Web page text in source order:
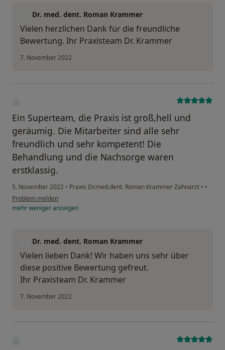
Dr. med. dent. Roman Krammer
Vielen herzlichen Dank für die freundliche
Bewertung. Ihr Praxisteam Dr. Krammer
7. November 2022
Ein Superteam, die Praxis ist groß,hell und
geräumig. Die Mitarbeiter sind alle sehr
freundlich und sehr kompetent! Die
Behandlung und die Nachsorge waren
erstklassig.
5. November 2022 • Praxis Dr.med.dent. Roman Krammer Zahnarzt • •
Problem melden
mehrwenigeranzeigen
Dr. med. dent. Roman Krammer
Vielen lieben Dank! Wir haben uns sehr über
diese positive Bewertung gefreut.
Ihr Praxisteam Dr. Krammer
7. November 2022